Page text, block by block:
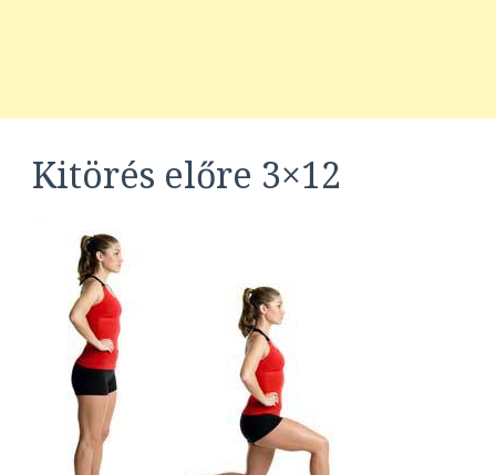
Kitörés előre 3×12